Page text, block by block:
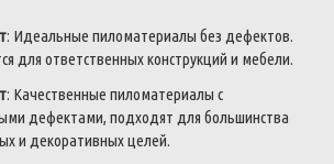
: Идеальные пиломатериалы без дефектов.
для ответственных конструкций и мебели.
: Качественные пиломатериалы с
дефектами, подходят для большинства
и декоративных целей.